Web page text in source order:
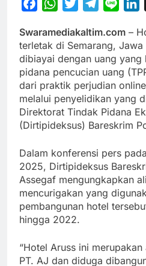
FacebookWhatsApp
TwitterTelegram
Line
Swaramediakaltim.com –
terletak di Semarang, Jawa
dibiayai dengan uang
pidana pencucian uang
dari praktik perjudian
melalui penyelidikan yang
Direktorat Tindak Pidana
(Dirtipideksus) Bareskrim
Dalam konferensi pers
2025, Dirtipideksus
Assegaf mengungkapkan
mencurigakan yang
pembangunan hotel
hingga 2022.
“Hotel Aruss ini
PT. AJ dan diduga